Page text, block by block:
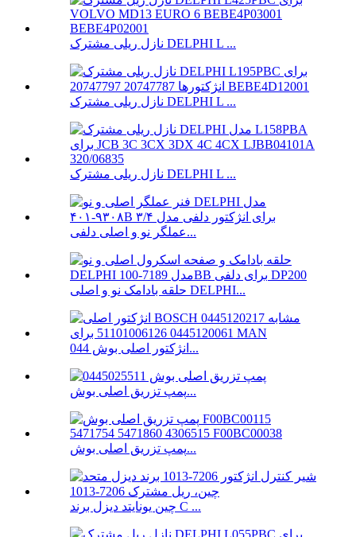
نازل ریلی مشترک DELPHI L ...
نازل ریلی مشترک DELPHI L ...
نازل ریلی مشترک DELPHI L ...
عملگر نو و اصلی دلفی...
حلقه بادامک نو و اصلی DELPHI...
انژکتور اصلی بوش 044...
پمپ تزریق اصلی بوش...
پمپ تزریق اصلی بوش...
چین یونایتد دیزل برند C ...